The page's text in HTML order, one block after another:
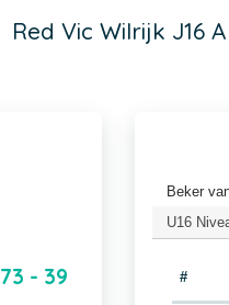
Red Vic Wilrijk J16 A
73 - 39
Beker
U16
#